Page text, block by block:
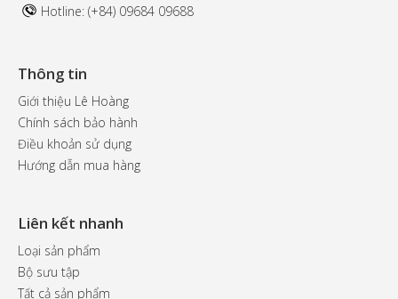
Hotline: (+84) 09684 09688
Thông tin
Giới thiệu Lê Hoàng
Chính sách bảo hành
Điều khoản sử dụng
Hướng dẫn mua hàng
Liên kết nhanh
Loại sản phẩm
Bộ sưu tập
Tất cả sản phẩm